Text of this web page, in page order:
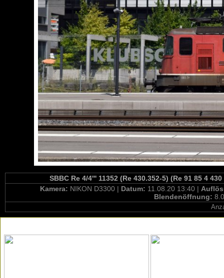
SBBC Re 4/4''' 11352 (Re 430.352-5) (Re 91 85 4
Kamera: NIKON D3300 | Datum: 11.08.20 13:40 |
Blendenöffnung: